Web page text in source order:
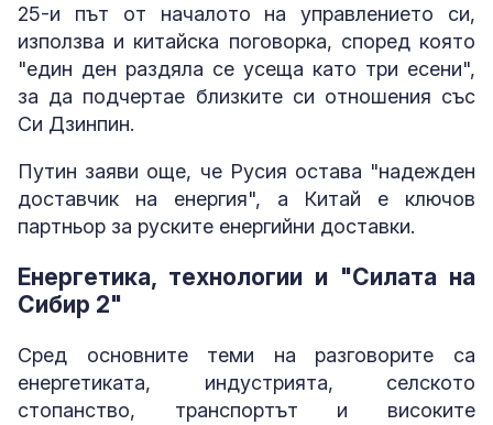
25-и път от началото на управлението си,
използва и китайска поговорка, според която
"един ден раздяла се усеща като три есени",
за да подчертае близките си отношения със
Си Дзинпин.
Путин заяви още, че Русия остава "надежден
доставчик на енергия", а Китай е ключов
партньор за руските енергийни доставки.
Енергетика, технологии и "Силата на
Сибир 2"
Сред основните теми на разговорите са
енергетиката, индустрията, селското
стопанство, транспортът и високите